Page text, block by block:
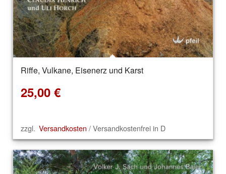
Riffe, Vulkane, Eisenerz und Karst
25,00 €
zzgl. Versandkosten / Versandkostenfrei in D